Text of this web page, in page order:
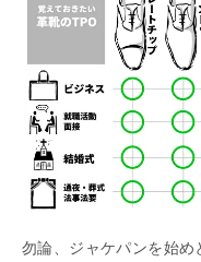
勿論、ジャケパンを始め